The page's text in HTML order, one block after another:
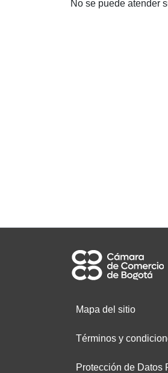
No se puede atender
Mapa del sitio
Términos y
Protección de Datos